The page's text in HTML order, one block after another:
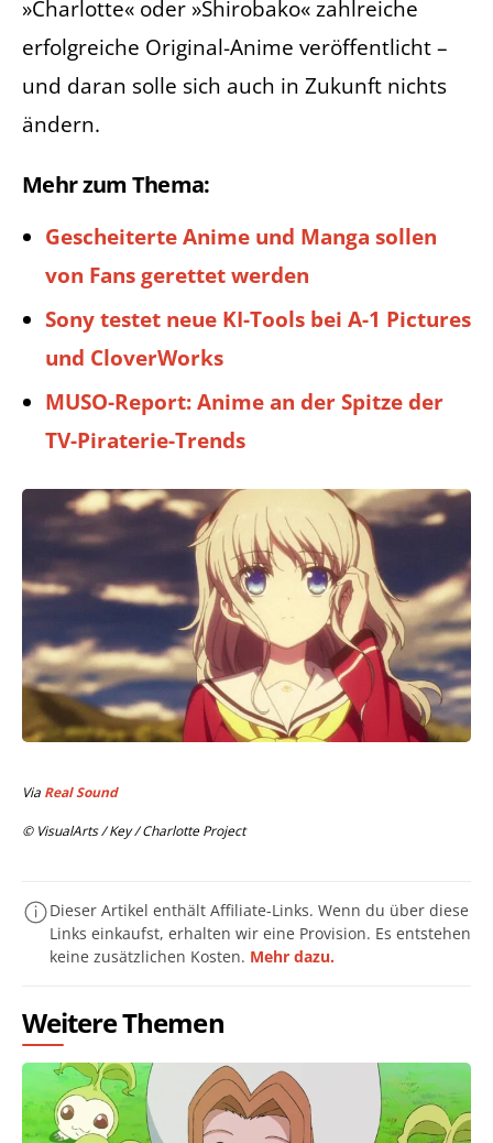
»Charlotte« oder »Shirobako« zahlreiche
erfolgreiche Original-Anime veröffentlicht –
und daran solle sich auch in Zukunft nichts
ändern.
Mehr zum Thema:
Gescheiterte Anime und Manga sollen
von Fans gerettet werden
Sony testet neue KI-Tools bei A-1 Pictures
und CloverWorks
MUSO-Report: Anime an der Spitze der
TV-Piraterie-Trends
Via Real Sound
© VisualArts / Key / Charlotte Project
Dieser Artikel enthält Affiliate-Links. Wenn du über diese
Links einkaufst, erhalten wir eine Provision. Es entstehen
keine zusätzlichen Kosten. Mehr dazu.
Weitere Themen